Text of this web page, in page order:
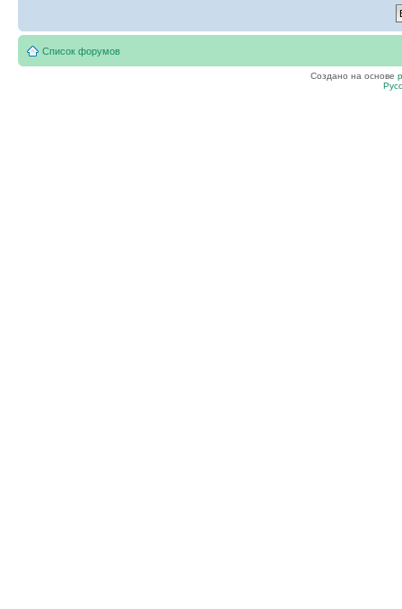
Список форумов
Создано на основе